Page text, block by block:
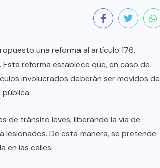
una reforma al artículo 176,
reforma establece que, en caso de
involucrados deberán ser movidos de
de tránsito leves, liberando la vía de
De esta manera, se pretende
en las calles.